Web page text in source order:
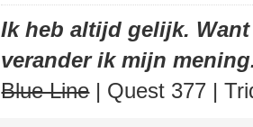
Ik heb altijd gelijk.
verander ik mijn
Blue Line| Quest 377 |